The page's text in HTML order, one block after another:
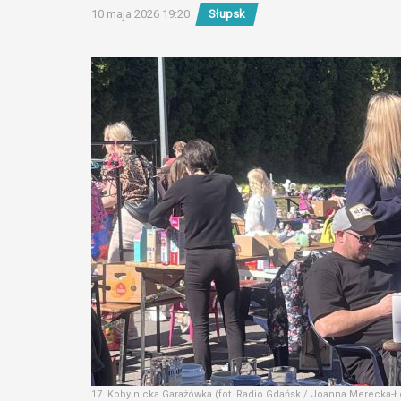
10 maja 2026 19:20 Słupsk
17. Kobylnicka Garażówka (fot. Radio Gdańsk / Joanna Merecka-